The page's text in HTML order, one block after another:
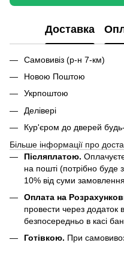
Доставка
Самовивіз (р-н 7-км)
Новою Поштою
Укрпоштою
Делівері
Кур'єром до дверей будь-
Більше інформації про
Післяплатою.
на пошті (потрібно буде
10% від суми
Оплата на
провести через додаток
безпосередньо в касі
Готівкою. При